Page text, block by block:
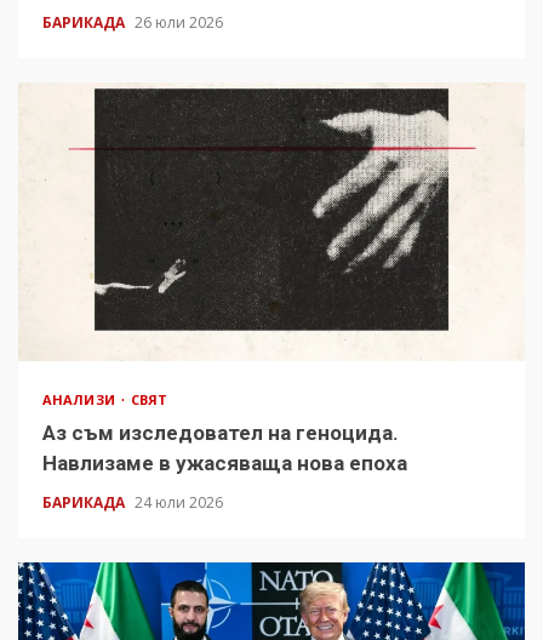
БАРИКАДА 26 юли 2026
АНАЛИЗИ СВЯТ
Аз съм изследовател на геноцида.
Навлизаме в ужасяваща нова епоха
БАРИКАДА 24 юли 2026